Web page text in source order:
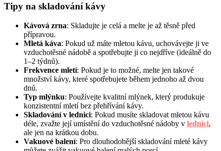
Tipy na skladování kávy
Kávová zrna: Skladujte je celá a melte je až těsně před
přípravou.
Mletá káva: Pokud už máte mletou kávu, uchovávejte ji ve
vzduchotěsné nádobě a spotřebujte ji co nejdříve (ideálně do
1–2 týdnů).
Frekvence mletí: Pokud je to možné, melte jen takové
množství kávy, které spotřebujete během jednoho až dvou
dnů.
Typ mlýnku: Používejte kvalitní mlýnek, který produkuje
konzistentní mletí bez přehřívání kávy.
Skladování v lednici: Pokud musíte skladovat mletou kávu
déle, zvažte její umístění do vzduchotěsné nádoby v lednici,
ale jen na krátkou dobu.
Vakuové balení: Pro dlouhodobější skladování mleté kávy